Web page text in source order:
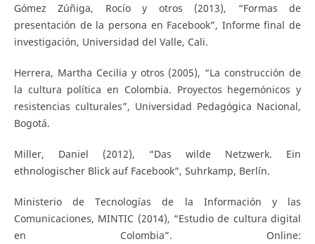
Gómez Zúñiga, Rocío y otros (2013), “Formas de
presentación de la persona en Facebook”, Informe final de
investigación, Universidad del Valle, Cali.
Herrera, Martha Cecilia y otros (2005), “La construcción de
la cultura política en Colombia. Proyectos hegemónicos y
resistencias culturales”, Universidad Pedagógica Nacional,
Bogotá.
Miller, Daniel (2012), “Das wilde Netzwerk. Ein
ethnologischer Blick auf Facebook“, Suhrkamp, Berlín.
Ministerio de Tecnologías de la Información y las
Comunicaciones, MINTIC (2014), “Estudio de cultura digital
en Colombia”. Online: